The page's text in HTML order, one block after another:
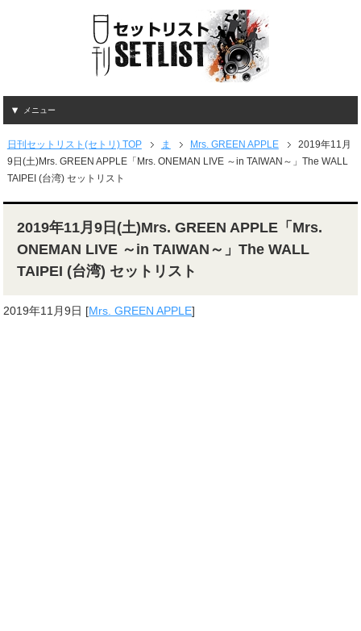
メニュー
日刊セットリスト(セトリ) TOP ま Mrs. GREEN APPLE
2019年11月
9日(土)Mrs. GREEN APPLE「Mrs. ONEMAN LIVE ～in TAIWAN～」The WALL
TAIPEI (台湾) セットリスト
2019年11月9日(土)Mrs. GREEN APPLE「Mrs.
ONEMAN LIVE ～in TAIWAN～」The WALL
TAIPEI (台湾) セットリスト
2019年11月9日 [Mrs. GREEN APPLE]